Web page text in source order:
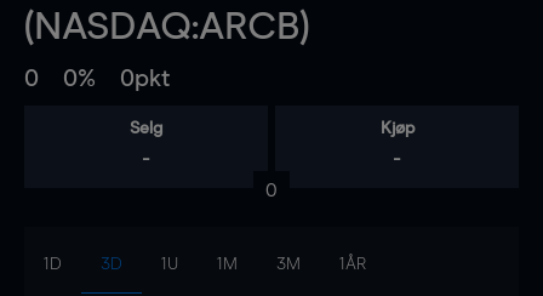
(NASDAQ:ARCB)
0 0% 0pkt
Selg
-
Kjøp
-
0
1D 3D 1U 1M 3M 1ÅR